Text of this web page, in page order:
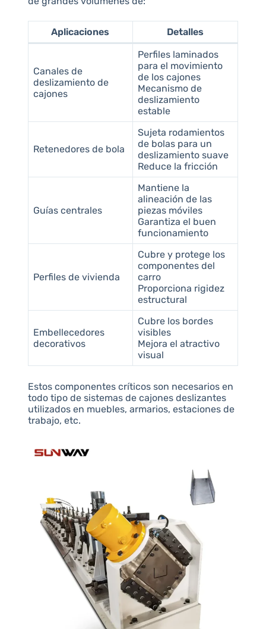
Aplicaciones Detalles
Canales de
deslizamiento de
cajones
Perfiles laminados
para el movimiento
de los cajones
Mecanismo de
deslizamiento
estable
Retenedores de bola
Sujeta rodamientos
de bolas para un
deslizamiento suave
Reduce la fricción
Guías centrales
Mantiene la
alineación de las
piezas móviles
Garantiza el buen
funcionamiento
Perfiles de vivienda
Cubre y protege los
componentes del
carro
Proporciona rigidez
estructural
Embellecedores
decorativos
Cubre los bordes
visibles
Mejora el atractivo
visual
Estos componentes críticos son necesarios en
todo tipo de sistemas de cajones deslizantes
utilizados en muebles, armarios, estaciones de
trabajo, etc.